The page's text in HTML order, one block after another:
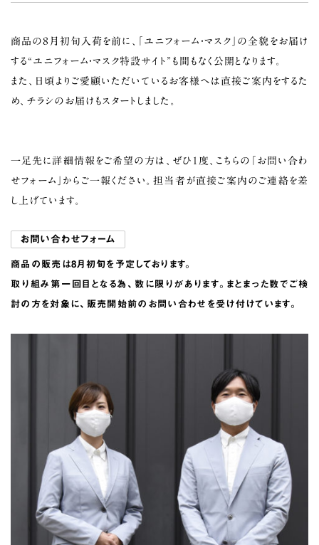
商品の8月初旬入荷を前に、「ユニフォーム・マスク」の全貌をお届け
する“ユニフォーム・マスク特設サイト”も間もなく公開となります。
また、日頃よりご愛顧いただいているお客様へは直接ご案内をするた
め、チラシのお届けもスタートしました。
一足先に詳細情報をご希望の方は、ぜひ1度、こちらの「お問い合わ
せフォーム」からご一報ください。担当者が直接ご案内のご連絡を差
し上げています。
お問い合わせフォーム
商品の販売は8月初旬を予定しております。
取り組み第一回目となる為、数に限りがあります。まとまった数でご検
討の方を対象に、販売開始前のお問い合わせを受け付けています。